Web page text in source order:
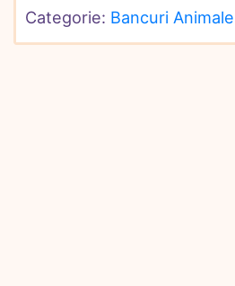
Categorie: Bancuri Animale